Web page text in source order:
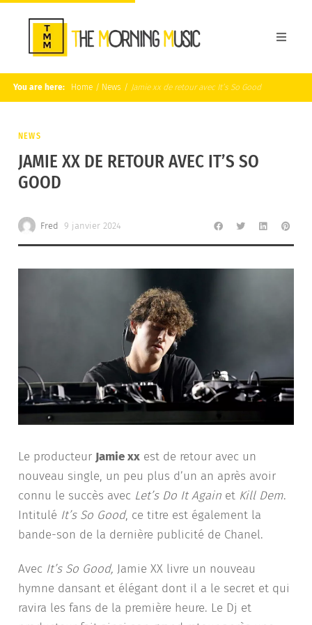
You are here: Home / News / Jamie xx de retour avec It’s So Good
NEWS
JAMIE XX DE RETOUR AVEC IT’S SO
GOOD
Fred 9 janvier 2024
Le producteur Jamie xx est de retour avec un
nouveau single, un peu plus d’un an après avoir
connu le succès avec Let’s Do It Again et Kill Dem.
Intitulé It’s So Good, ce titre est également la
bande-son de la dernière publicité de Chanel.
Avec It’s So Good, Jamie XX livre un nouveau
hymne dansant et élégant dont il a le secret et qui
ravira les fans de la première heure. Le Dj et